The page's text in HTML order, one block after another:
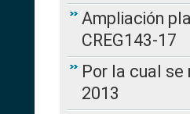
Ampliación
CREG143-17
Por la cual se
2013